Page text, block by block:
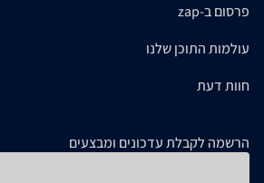
פרסום ב-zap
עולמות התוכן שלנו
חוות דעת
הרשמה לקבלת עדכונים ומבצעים